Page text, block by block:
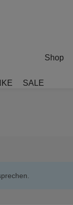
Shop
SALE